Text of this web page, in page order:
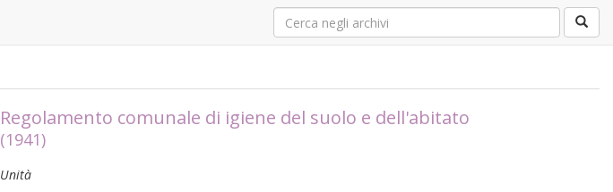
Regolamento comunale di igiene del suolo e dell'abitato
(1941)
Unità